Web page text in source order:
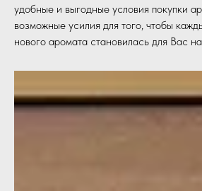
удобные и выгодные условия покупки
возможные усилия для того, чтобы
нового аромата становилась для Вас